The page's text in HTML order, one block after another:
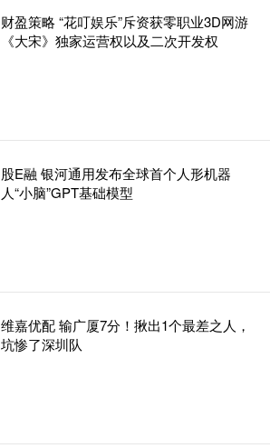
财盈策略 “花叮娱乐”斥资获零职业3D网游
《大宋》独家运营权以及二次开发权
股E融 银河通用发布全球首个人形机器
人“小脑”GPT基础模型
维嘉优配 输广厦7分！揪出1个最差之人，
坑惨了深圳队